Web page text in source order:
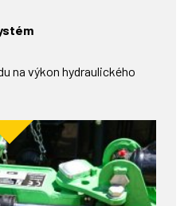
na výkon hydraulického